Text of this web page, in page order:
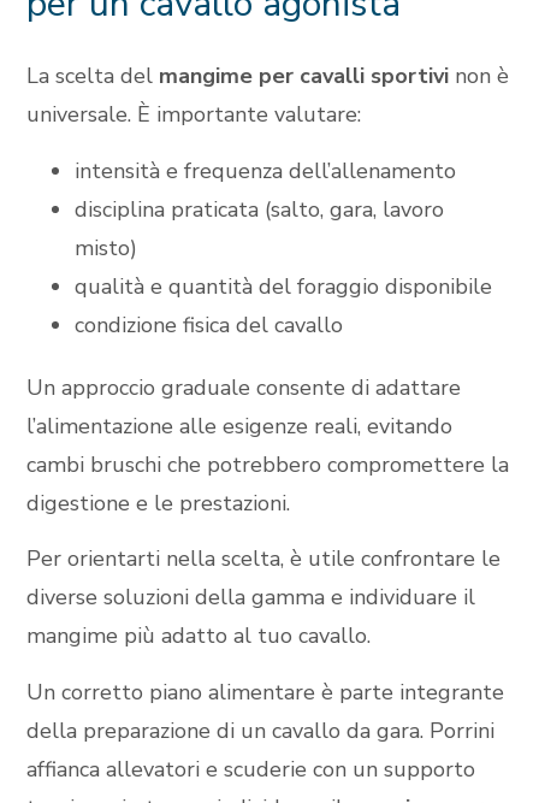
La scelta del mangime per cavalli sportivi non è
universale. È importante valutare:
intensità e frequenza dell’allenamento
disciplina praticata (salto, gara, lavoro
misto)
qualità e quantità del foraggio disponibile
condizione fisica del cavallo
Un approccio graduale consente di adattare
l’alimentazione alle esigenze reali, evitando
cambi bruschi che potrebbero compromettere la
digestione e le prestazioni.
Per orientarti nella scelta, è utile confrontare le
diverse soluzioni della gamma e individuare il
mangime più adatto al tuo cavallo.
Un corretto piano alimentare è parte integrante
della preparazione di un cavallo da gara. Porrini
affianca allevatori e scuderie con un supporto